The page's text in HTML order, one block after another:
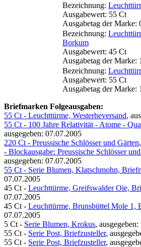
Bezeichnung:
Ausgabewert: 55 Ct
Ausgabetag der Marke:
Bezeichnung:
Borkum
Ausgabewert: 45 Ct
Ausgabetag der Marke:
Bezeichnung:
Ausgabewert: 55 Ct
Ausgabetag der Marke:
Briefmarken Folgeausgaben:
55 Ct - Leuchttürme, Westerheversand,
55 Ct - 100 Jahre Relativität - Atome -
ausgegeben: 07.07.2005
220 Ct - Preussische Schlösser und Gärten
- Blockausgabe: Preussische Schlösser
ausgegeben: 07.07.2005
55 Ct - Serie Blumen, Klatschmohn,
07.07.2005
45 Ct - Leuchttürme, Greifswalder Oie,
07.07.2005
45 Ct - Leuchttürme, Brunsbüttel Mole 1,
07.07.2005
5 Ct - Serie Blumen, Krokus,
55 Ct - Serie Post, Briefzusteller,
55 Ct - Serie Post, Briefzusteller,